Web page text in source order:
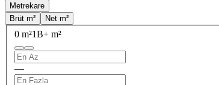
Metrekare
Brüt m²
Net m²
0 m²1B+ m²
—